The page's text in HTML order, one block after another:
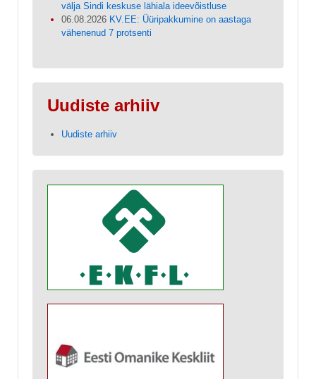
välja Sindi keskuse lähiala ideevõistluse
06.08.2026 KV.EE: Üüripakkumine on aastaga
vähenenud 7 protsenti
Uudiste arhiiv
Uudiste arhiiv